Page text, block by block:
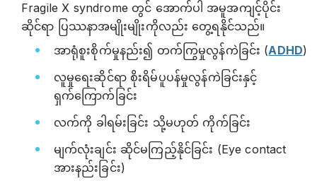
Fragile X syndrome တွင် အောက်ပါ အမူအကျင့်ပိုင်း
ဆိုင်ရာ ပြဿနာအမျိုးမျိုးကိုလည်း တွေ့ရနိုင်သည်။
အာရုံစူးစိုက်မှုနည်း၍ တက်ကြွမှုလွန်ကဲခြင်း (ADHD)
လူမှုရေးဆိုင်ရာ စိုးရိမ်ပူပန်မှုလွန်ကဲခြင်းနှင့်
ရှက်ကြောက်ခြင်း
လက်ကို ခါရမ်းခြင်း သို့မဟုတ် ကိုက်ခြင်း
မျက်လုံးချင်း ဆိုင်မကြည့်နိုင်ခြင်း (Eye contact
အားနည်းခြင်း)